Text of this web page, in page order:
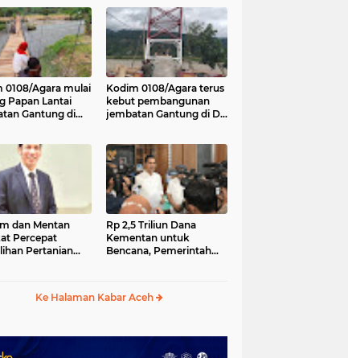
0108/Agara mulai
Papan Lantai
Gantung di
Kodim 0108/Agara terus
kebut pembangunan
jembatan Gantung di Ds.
dan Mentan
Percepat
Pertanian
Rp 2,5 Triliun Dana
Kementan untuk
Bencana, Pemerintah
Ke Halaman Kabar Aceh